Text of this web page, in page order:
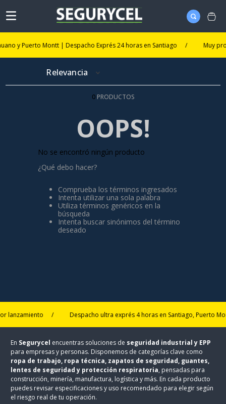
y Puerto Montt | Despacho Exprés 24 horas en Santiago Muy
Relevancia
0PRODUCTOS
OOPS!
No se encontró ningún producto
¿Qué debo hacer?
Comprueba los términos ingresados
Intenta utilizar una sola palabra
Utiliza términos genéricos en la
búsqueda
Intenta buscar sinónimos del término
deseado
lanzamiento Despacho ultra exprés 4 horas en Santiago, Puerto
En Segurycel encuentras soluciones de seguridad industrial y EPP
para empresas y personas. Disponemos de categorías clave como
ropa de trabajo, ropa técnica, zapatos de seguridad, guantes,
lentes de seguridad y protección respiratoria, pensadas para
construcción, minería, manufactura, logística y más. En cada producto
puedes revisar especificaciones y uso recomendado para elegir según
el riesgo real de tu operación.